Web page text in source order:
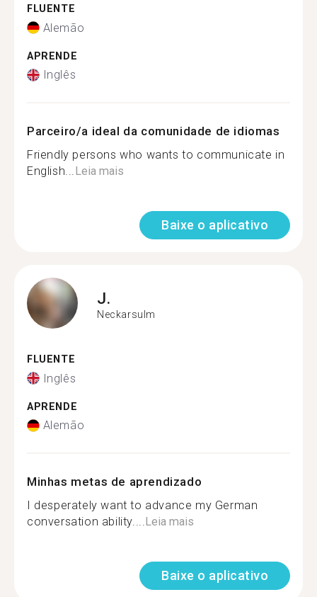
FLUENTE
Alemão
APRENDE
Inglês
Parceiro/a ideal da comunidade de idiomas
Friendly persons who wants to communicate in
English...Leia mais
Baixe o aplicativo
J.
Neckarsulm
FLUENTE
Inglês
APRENDE
Alemão
Minhas metas de aprendizado
I desperately want to advance my German
conversation ability....Leia mais
Baixe o aplicativo